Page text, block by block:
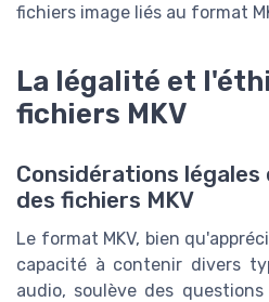
fichiers image liés au format
La légalité et
fichiers MKV
Considérations
des fichiers MKV
Le format MKV, bien
capacité à contenir divers
audio, soulève des